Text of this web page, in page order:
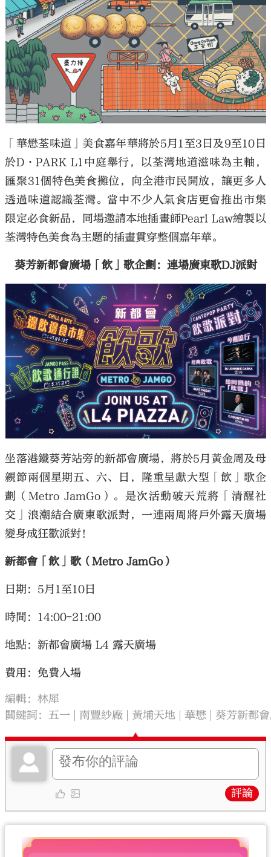
「華懋荃味道」美食嘉年華將於5月1至3日及9至10日
於D·PARK L1中庭舉行，以荃灣地道滋味為主軸，
匯聚31個特色美食攤位，向全港市民開放，讓更多人
透過味道認識荃灣。當中不少人氣食店更會推出市集
限定必食新品，同場邀請本地插畫師Pearl Law繪製以
荃灣特色美食為主題的插畫貫穿整個嘉年華。
葵芳新都會廣場「飲」歌企劃：連場廣東歌DJ派對
坐落港鐵葵芳站旁的新都會廣場，將於5月黃金周及母
親節兩個星期五、六、日，隆重呈獻大型「飲」歌企
劃（Metro JamGo）。是次活動破天荒將「清醒社
交」浪潮結合廣東歌派對，一連兩周將戶外露天廣場
變身成狂歡派對！
新都會「飲」歌（Metro JamGo）
日期：5月1至10日
時間：14:00-21:00
地點：新都會廣場 L4 露天廣場
費用：免費入場
編輯：林犀
關鍵詞： 五一 南豐紗廠 黃埔天地 華懋 葵芳新都
評論